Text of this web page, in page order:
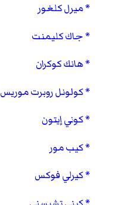
ميرل كلغور
جاك كليمنت
هانك كوكران
كولونل روبرت موريس
كوني إيتون
كيب مور
كيرلي فوكس